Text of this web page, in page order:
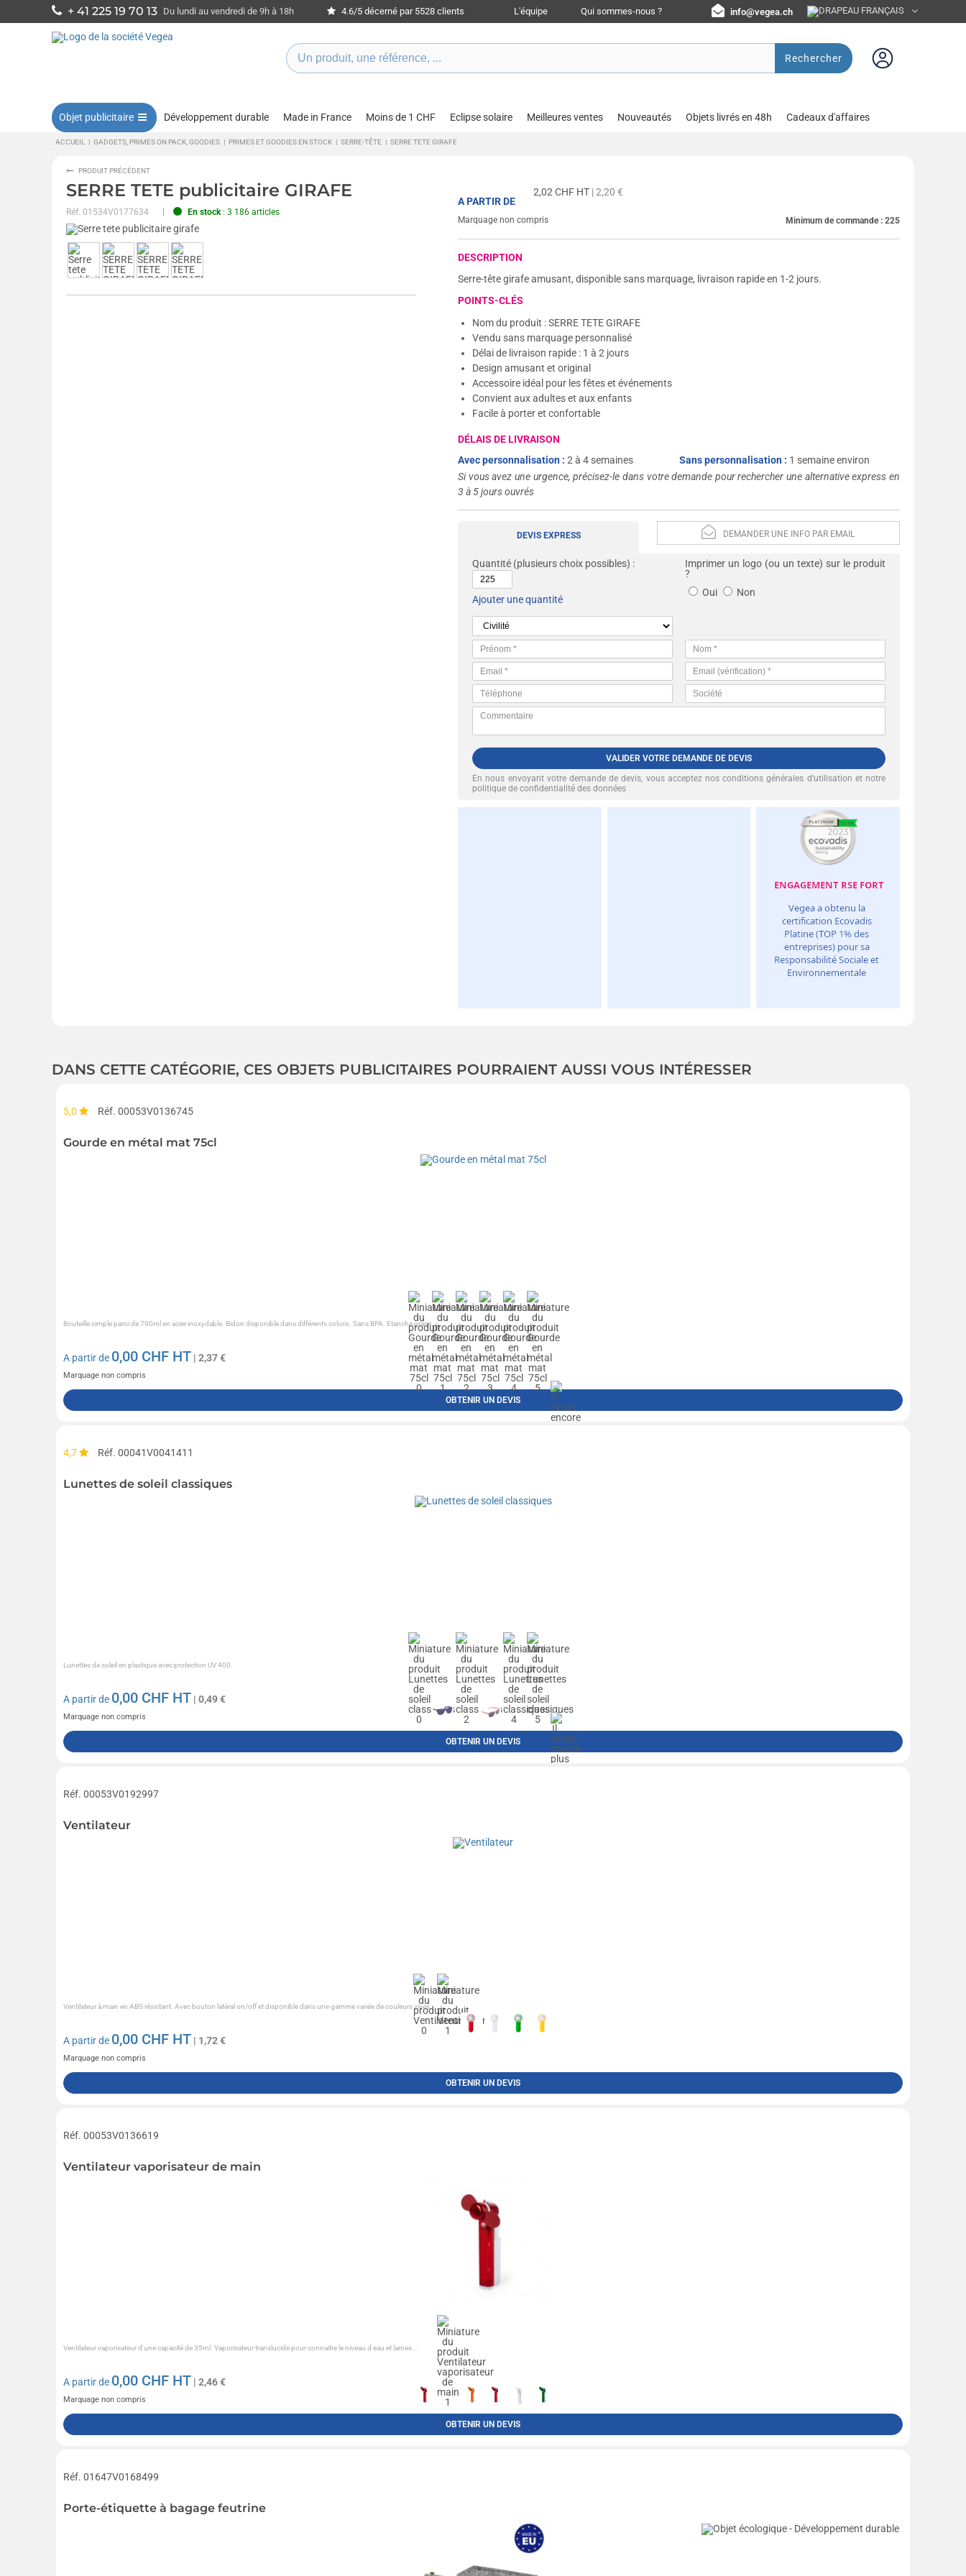
+ 41 225 19 70 13 Du lundi au vendredi de 9h à 18h 4.6/5 décerné par 5528 clients L'équipe Qui sommes-nous ? info@vegea.ch
Rechercher
Objet publicitaire Développement durable Made in France Moins de 1 CHF Eclipse solaire Meilleures ventes Nouveautés Objets livrés en 48h Cadeaux d'affaires
ACCUEIL | GADGETS, PRIMES ON PACK, GOODIES | PRIMES ET GOODIES EN STOCK | SERRE-TÊTE | SERRE TETE GIRAFE
PRODUIT PRÉCÉDENT
SERRE TETE publicitaire GIRAFE
Réf. 01534V0177634 En stock: 3 186 articles
2,02CHF HT | 2,20 €
A PARTIR DE
Marquage non compris Minimum de commande : 225
DESCRIPTION
Serre-tête girafe amusant, disponible sans marquage, livraison rapide en 1-2 jours.
POINTS-CLÉS
Nom du produit : SERRE TETE GIRAFE
Vendu sans marquage personnalisé
Délai de livraison rapide : 1 à 2 jours
Design amusant et original
Accessoire idéal pour les fêtes et événements
Convient aux adultes et aux enfants
Facile à porter et confortable
DÉLAIS DE LIVRAISON
Avec personnalisation :2 à 4 semaines Sans personnalisation : 1 semaine environ
Si vous avez une urgence, précisez-le dans votre demande pour rechercher une alternative express en
3 à 5 jours ouvrés
DEMANDER UNE INFO PAR EMAIL
DEVIS EXPRESS
Quantité (plusieurs choix possibles) :
Ajouter une quantité
Imprimer un logo (ou un texte) sur le produit
?
Oui
Non
VALIDER VOTRE DEMANDE DE DEVIS
En nous envoyant votre demande de devis, vous acceptez nosconditions générales d’utilisation et notre
politique de confidentialité des données
DANS CETTE CATÉGORIE, CES OBJETS PUBLICITAIRES POURRAIENT AUSSI VOUS INTÉRESSER
5,0 Réf. 00053V0136745
Gourde en métal mat 75cl
Bouteille simple paroi de 790ml en acier inoxydable. Bidon disponible dans différents coloris. Sans BPA. Etanche grâce...
A partir de 0,00 CHF HT | 2,37 €
Marquage non compris
OBTENIR UN DEVIS
4,7 Réf. 00041V0041411
Lunettes de soleil classiques
Lunettes de soleil en plastique avec protection UV 400.
A partir de 0,00 CHF HT | 0,49 €
Marquage non compris
OBTENIR UN DEVIS
Réf. 00053V0192997
Ventilateur
Ventilateur à main en ABS résistant. Avec bouton latéral on/off et disponible dans une gamme variée de couleurs vives....
A partir de 0,00 CHF HT | 1,72 €
Marquage non compris
OBTENIR UN DEVIS
Réf. 00053V0136619
Ventilateur vaporisateur de main
Ventilateur vaporisateur d'une capacité de 35ml. Vaporisateur translucide pour connaitre le niveau d eau et lames...
A partir de 0,00 CHF HT | 2,46 €
Marquage non compris
OBTENIR UN DEVIS
Réf. 01647V0168499
Porte-étiquette à bagage feutrine